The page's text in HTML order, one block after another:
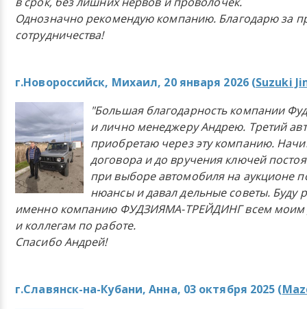
Однозначно рекомендую компанию. Благодарю за
сотрудничества!
г.Новороссийск, Михаил, 20 января 2026 (Suzuki
"Большая благодарность компании
и лично менеджеру Андрею. Третий
приобретаю через эту компанию.
договора и до вручения ключей
при выборе автомобиля на аукционе
нюансы и давал дельные советы. Буду
именно компанию ФУДЗИЯМА-ТРЕЙДИНГ всем моим
и коллегам по работе.
Спасибо Андрей!
г.Славянск-на-Кубани, Анна, 03 октября 2025 (